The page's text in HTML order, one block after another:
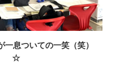
息ついての一笑（笑）
☆